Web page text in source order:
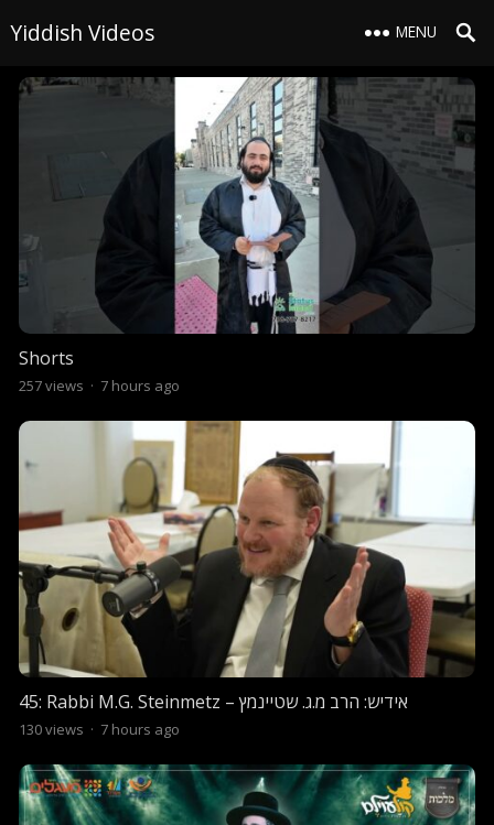
Yiddish Videos MENU
Shorts
257views · 7 hours ago
45: Rabbi M.G. Steinmetz – אידיש: הרב מ.ג. שטיינמץ
130views · 7 hours ago